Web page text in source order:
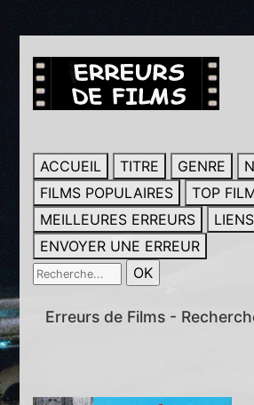
ACCUEIL TITRE GENRE
FILMS POPULAIRES
TOP
MEILLEURES ERREURS
LIENS
ENVOYER UNE ERREUR
Erreurs de Films -